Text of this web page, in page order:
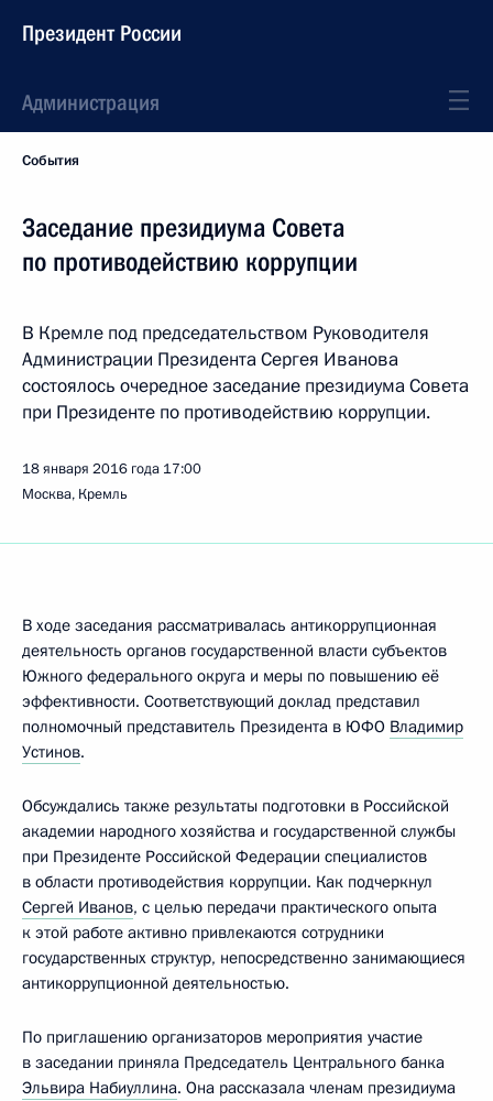
Президент России
Администрация
События
Заседание президиума Совета
по противодействию коррупции
В Кремле под председательством Руководителя
Администрации Президента Сергея Иванова
состоялось очередное заседание президиума Совета
при Президенте по противодействию коррупции.
18 января 2016 года 17:00
Москва, Кремль
В ходе заседания рассматривалась антикоррупционная
деятельность органов государственной власти субъектов
Южного федерального округа и меры по повышению её
эффективности. Соответствующий доклад представил
полномочный представитель Президента в ЮФО Владимир
Устинов.
Обсуждались также результаты подготовки в Российской
академии народного хозяйства и государственной службы
при Президенте Российской Федерации специалистов
в области противодействия коррупции. Как подчеркнул
Сергей Иванов, с целью передачи практического опыта
к этой работе активно привлекаются сотрудники
государственных структур, непосредственно занимающиеся
антикоррупционной деятельностью.
По приглашению организаторов мероприятия участие
в заседании приняла Председатель Центрального банка
Эльвира Набиуллина. Она рассказала членам президиума